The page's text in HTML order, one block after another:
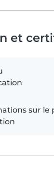
et
sur le